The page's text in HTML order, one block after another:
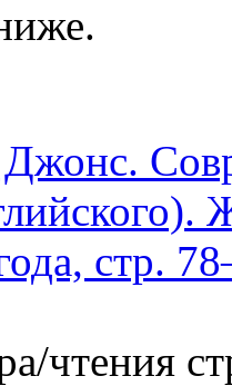
чтения